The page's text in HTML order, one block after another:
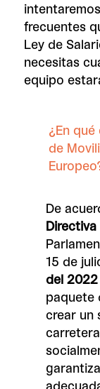
frecuentes
Ley de
necesitas
equipo
¿En
de
De
15 de
del 2022
paquete
crear un